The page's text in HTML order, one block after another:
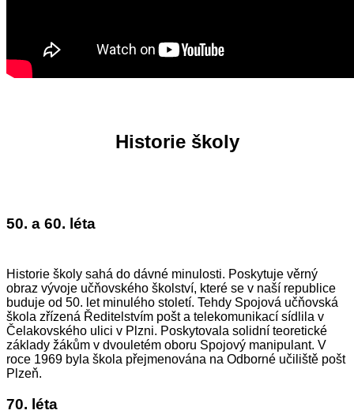
Historie školy
50. a 60. léta
Historie školy sahá do dávné minulosti. Poskytuje věrný
obraz vývoje učňovského školství, které se v naší republice
buduje od 50. let minulého století. Tehdy Spojová učňovská
škola zřízená Ředitelstvím pošt a telekomunikací sídlila v
Čelakovského ulici v Plzni. Poskytovala solidní teoretické
základy žákům v dvouletém oboru Spojový manipulant. V
roce 1969 byla škola přejmenována na Odborné učiliště pošt
Plzeň.
70. léta